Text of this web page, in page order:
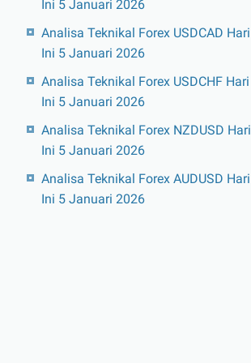
Ini 5 Januari 2026
Analisa Teknikal Forex USDCAD Hari
Ini 5 Januari 2026
Analisa Teknikal Forex USDCHF Hari
Ini 5 Januari 2026
Analisa Teknikal Forex NZDUSD Hari
Ini 5 Januari 2026
Analisa Teknikal Forex AUDUSD Hari
Ini 5 Januari 2026